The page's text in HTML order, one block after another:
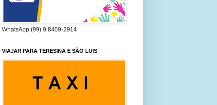
WhatsApp (99) 9 8409-2914
VIAJAR PARA TERESINA E SÃO LUIS